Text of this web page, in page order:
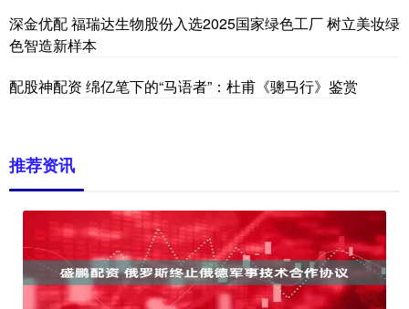
深金优配 福瑞达生物股份入选2025国家绿色工厂 树立美妆绿
色智造新样本
配股神配资 绵亿笔下的“马语者”：杜甫《骢马行》鉴赏
推荐资讯